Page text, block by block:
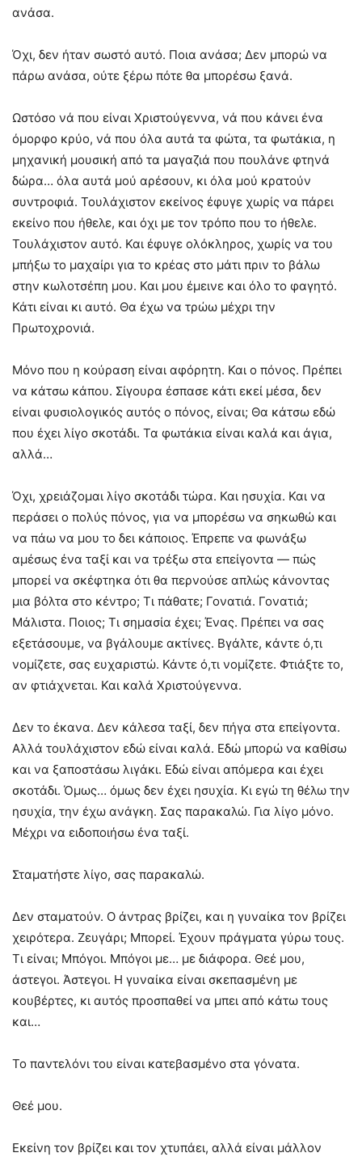
ανάσα.
Όχι, δεν ήταν σωστό αυτό. Ποια ανάσα; Δεν μπορώ να
πάρω ανάσα, ούτε ξέρω πότε θα μπορέσω ξανά.
Ωστόσο νά που είναι Χριστούγεννα, νά που κάνει ένα
όμορφο κρύο, νά που όλα αυτά τα φώτα, τα φωτάκια, η
μηχανική μουσική από τα μαγαζιά που πουλάνε φτηνά
δώρα… όλα αυτά μού αρέσουν, κι όλα μού κρατούν
συντροφιά. Τουλάχιστον εκείνος έφυγε χωρίς να πάρει
εκείνο που ήθελε, και όχι με τον τρόπο που το ήθελε.
Τουλάχιστον αυτό. Και έφυγε ολόκληρος, χωρίς να του
μπήξω το μαχαίρι για το κρέας στο μάτι πριν το βάλω
στην κωλοτσέπη μου. Και μου έμεινε και όλο το φαγητό.
Κάτι είναι κι αυτό. Θα έχω να τρώω μέχρι την
Πρωτοχρονιά.
Μόνο που η κούραση είναι αφόρητη. Και ο πόνος. Πρέπει
να κάτσω κάπου. Σίγουρα έσπασε κάτι εκεί μέσα, δεν
είναι φυσιολογικός αυτός ο πόνος, είναι; Θα κάτσω εδώ
που έχει λίγο σκοτάδι. Τα φωτάκια είναι καλά και άγια,
αλλά…
Όχι, χρειάζομαι λίγο σκοτάδι τώρα. Και ησυχία. Και να
περάσει ο πολύς πόνος, για να μπορέσω να σηκωθώ και
να πάω να μου το δει κάποιος. Έπρεπε να φωνάξω
αμέσως ένα ταξί και να τρέξω στα επείγοντα — πώς
μπορεί να σκέφτηκα ότι θα περνούσε απλώς κάνοντας
μια βόλτα στο κέντρο; Τι πάθατε; Γονατιά. Γονατιά;
Μάλιστα. Ποιος; Τι σημασία έχει; Ένας. Πρέπει να σας
εξετάσουμε, να βγάλουμε ακτίνες. Βγάλτε, κάντε ό,τι
νομίζετε, σας ευχαριστώ. Κάντε ό,τι νομίζετε. Φτιάξτε το,
αν φτιάχνεται. Και καλά Χριστούγεννα.
Δεν το έκανα. Δεν κάλεσα ταξί, δεν πήγα στα επείγοντα.
Αλλά τουλάχιστον εδώ είναι καλά. Εδώ μπορώ να καθίσω
και να ξαποστάσω λιγάκι. Εδώ είναι απόμερα και έχει
σκοτάδι. Όμως… όμως δεν έχει ησυχία. Κι εγώ τη θέλω την
ησυχία, την έχω ανάγκη. Σας παρακαλώ. Για λίγο μόνο.
Μέχρι να ειδοποιήσω ένα ταξί.
Σταματήστε λίγο, σας παρακαλώ.
Δεν σταματούν. Ο άντρας βρίζει, και η γυναίκα τον βρίζει
χειρότερα. Ζευγάρι; Μπορεί. Έχουν πράγματα γύρω τους.
Τι είναι; Μπόγοι. Μπόγοι με… με διάφορα. Θεέ μου,
άστεγοι. Άστεγοι. Η γυναίκα είναι σκεπασμένη με
κουβέρτες, κι αυτός προσπαθεί να μπει από κάτω τους
και…
Το παντελόνι του είναι κατεβασμένο στα γόνατα.
Θεέ μου.
Εκείνη τον βρίζει και τον χτυπάει, αλλά είναι μάλλον